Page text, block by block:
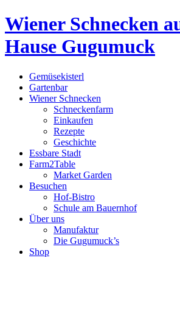
Wiener Schnecken
Hause Gugumuck
Gemüsekisterl
Gartenbar
Wiener Schnecken
Schneckenfarm
Einkaufen
Rezepte
Geschichte
Essbare Stadt
Farm2Table
Market Garden
Besuchen
Hof-Bistro
Schule am Bauernhof
Über uns
Manufaktur
Die Gugumuck’s
Shop